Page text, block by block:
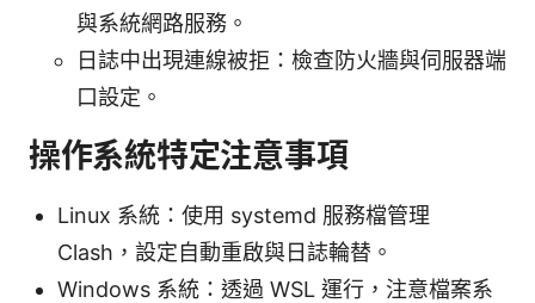
與系統網路服務。
日誌中出現連線被拒：檢查防火牆與伺服器端
口設定。
操作系統特定注意事項
Linux 系統：使用 systemd 服務檔管理
Clash，設定自動重啟與日誌輪替。
Windows 系統：透過 WSL 運行，注意檔案系